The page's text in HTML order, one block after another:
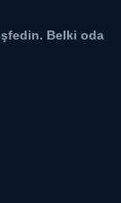
Belki oda